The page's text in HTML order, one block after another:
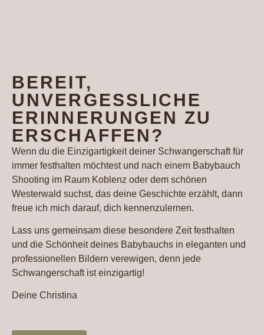
BEREIT,
UNVERGESSLICHE
ERINNERUNGEN ZU
ERSCHAFFEN?
Wenn du die Einzigartigkeit deiner Schwangerschaft für
immer festhalten möchtest und nach einem Babybauch
Shooting im Raum Koblenz oder dem schönen
Westerwald suchst, das deine Geschichte erzählt, dann
freue ich mich darauf, dich kennenzulernen.
Lass uns gemeinsam diese besondere Zeit festhalten
und die Schönheit deines Babybauchs in eleganten und
professionellen Bildern verewigen, denn jede
Schwangerschaft ist einzigartig!
Deine Christina